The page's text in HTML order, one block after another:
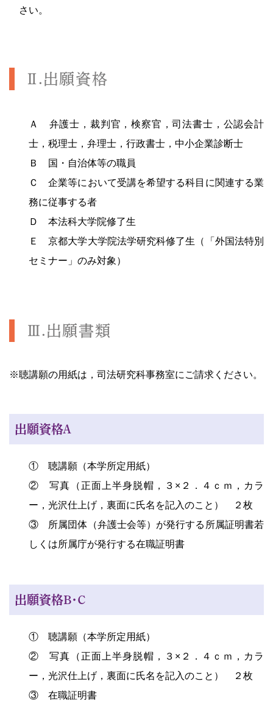
さい。
Ⅱ.出願資格
Ａ 弁護士，裁判官，検察官，司法書士，公認会計
士，税理士，弁理士，行政書士，中小企業診断士
Ｂ 国・自治体等の職員
Ｃ 企業等において受講を希望する科目に関連する業
務に従事する者
Ｄ 本法科大学院修了生
Ｅ 京都大学大学院法学研究科修了生（「外国法特別
セミナー」のみ対象）
Ⅲ.出願書類
※聴講願の用紙は，司法研究科事務室にご請求ください。
出願資格Ａ
① 聴講願（本学所定用紙）
② 写真（正面上半身脱帽，３×２．４ｃｍ，カラ
ー，光沢仕上げ，裏面に氏名を記入のこと） ２枚
③ 所属団体（弁護士会等）が発行する所属証明書若
しくは所属庁が発行する在職証明書
出願資格Ｂ・Ｃ
① 聴講願（本学所定用紙）
② 写真（正面上半身脱帽，３×２．４ｃｍ，カラ
ー，光沢仕上げ，裏面に氏名を記入のこと） ２枚
③ 在職証明書